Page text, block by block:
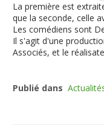
La première est
que la seconde, celle
Les comédiens sont
Il s'agit d'une
Associés, et le
Publié dans